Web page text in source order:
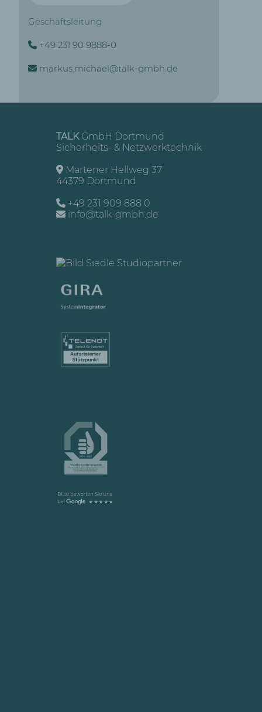
Geschäftsleitung
+49 231 90 9888-0
markus.michael@talk-gmbh.de
TALKGmbH Dortmund
Sicherheits- & Netzwerktechnik
Martener Hellweg 37
44379 Dortmund
+49 231 909 888 0
info@talk-gmbh.de